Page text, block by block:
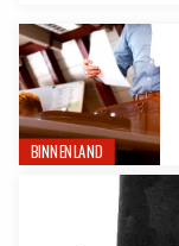
BINNENLAND